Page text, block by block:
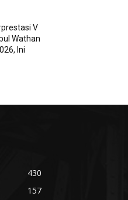
V
Wathan
Ini
430
157